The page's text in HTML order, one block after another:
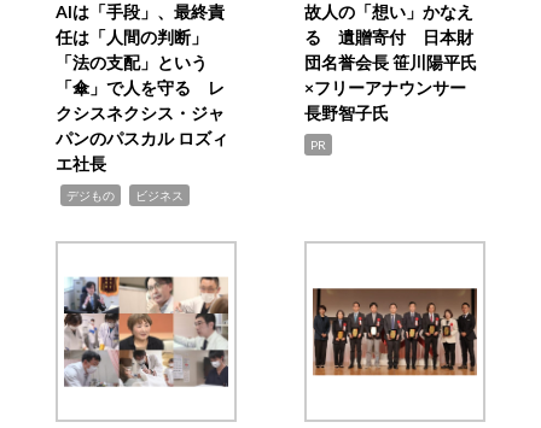
AIは「手段」、最終責
任は「人間の判断」
「法の支配」という
「傘」で人を守る レ
クシスネクシス・ジャ
パンのパスカル ロズィ
エ社長
デジもの ビジネス
故人の「想い」かなえ
る 遺贈寄付 日本財
団名誉会長 笹川陽平氏
×フリーアナウンサー
長野智子氏
PR